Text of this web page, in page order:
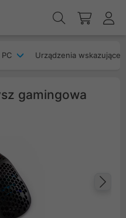
Urządzenia wskazujące
gamingowa